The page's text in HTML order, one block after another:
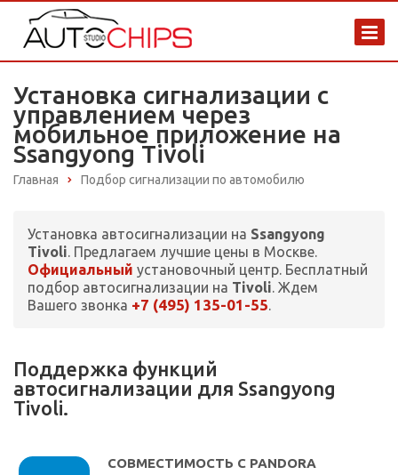
Установка сигнализации с
управлением через
мобильное приложение на
Ssangyong Tivoli
Главная Подбор сигнализации по автомобилю
Установка автосигнализации на Ssangyong
Tivoli. Предлагаем лучшие цены в Москве.
Официальный установочный центр. Бесплатный
подбор автосигнализации на Tivoli. Ждем
Вашего звонка +7 (495) 135-01-55.
Поддержка функций
автосигнализации для Ssangyong
Tivoli.
СОВМЕСТИМОСТЬ С PANDORA